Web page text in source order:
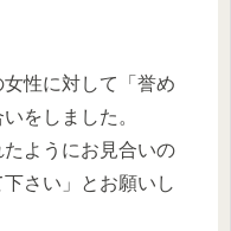
性に対して「誉め
をしました。
ようにお見合いの
さい」とお願いし